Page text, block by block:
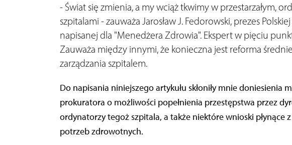
- Świat się zmienia, a my wciąż tkwimy w przestarzałym,
szpitalami - zauważa Jarosław J. Fedorowski, prezes
napisanej dla "Menedżera Zdrowia". Ekspert w pięciu
Zauważa między innymi, że konieczna jest reforma
zarządzania szpitalem.
Do napisania niniejszego artykułu skłoniły mnie doniesienia
prokuratora o możliwości popełnienia przestępstwa przez
ordynatorzy tegoż szpitala, a także niektóre wnioski płynące
potrzeb zdrowotnych.